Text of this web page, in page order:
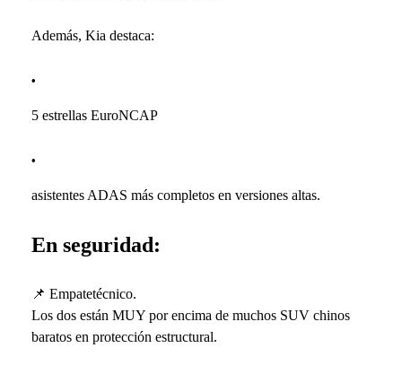
Además, Kia destaca:
5 estrellas EuroNCAP
asistentes ADAS más completos en versiones altas.
En seguridad:
📌 Empatetécnico.
Los dos están MUY por encima de muchos SUV chinos
baratos en protección estructural.